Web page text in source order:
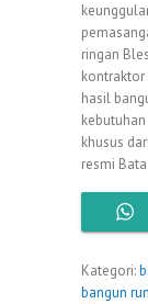
ringan
kontraktor
hasil
khusus
resmi
Kategori:
bangun